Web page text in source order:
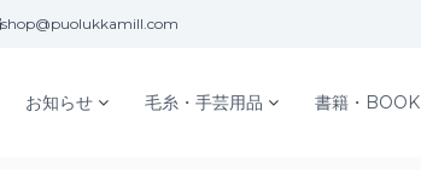
shop@puolukkamill.com
お知らせ 毛糸・手芸用品 書籍・BOOK